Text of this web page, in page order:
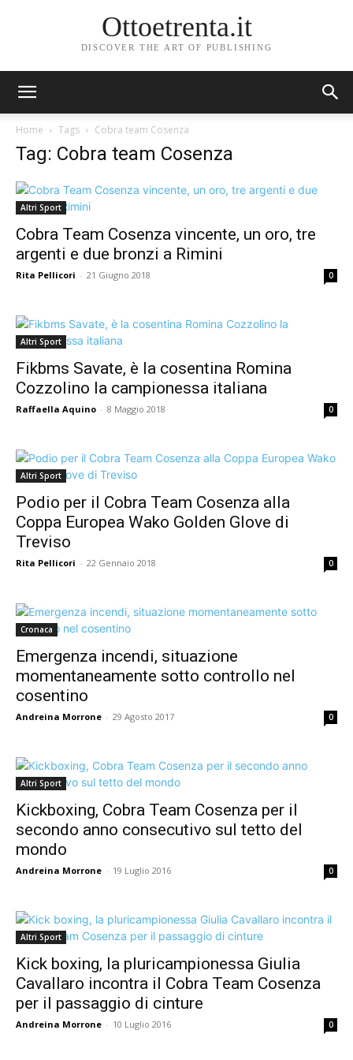
Ottoetrenta.it
DISCOVER THE ART OF PUBLISHING
Home Tags Cobra team Cosenza
Tag: Cobra team Cosenza
Altri Sport
Cobra Team Cosenza vincente, un oro, tre
argenti e due bronzi a Rimini
Rita Pellicori - 21 Giugno 2018 0
Altri Sport
Fikbms Savate, è la cosentina Romina
Cozzolino la campionessa italiana
Raffaella Aquino - 8 Maggio 2018 0
Altri Sport
Podio per il Cobra Team Cosenza alla
Coppa Europea Wako Golden Glove di
Treviso
Rita Pellicori - 22 Gennaio 2018 0
Cronaca
Emergenza incendi, situazione
momentaneamente sotto controllo nel
cosentino
Andreina Morrone - 29 Agosto 2017 0
Altri Sport
Kickboxing, Cobra Team Cosenza per il
secondo anno consecutivo sul tetto del
mondo
Andreina Morrone - 19 Luglio 2016 0
Altri Sport
Kick boxing, la pluricampionessa Giulia
Cavallaro incontra il Cobra Team Cosenza
per il passaggio di cinture
Andreina Morrone - 10 Luglio 2016 0